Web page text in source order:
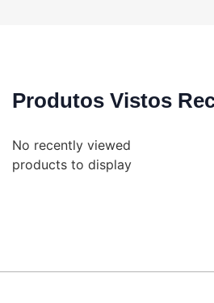
Produtos Vistos
No recently viewed
products to display